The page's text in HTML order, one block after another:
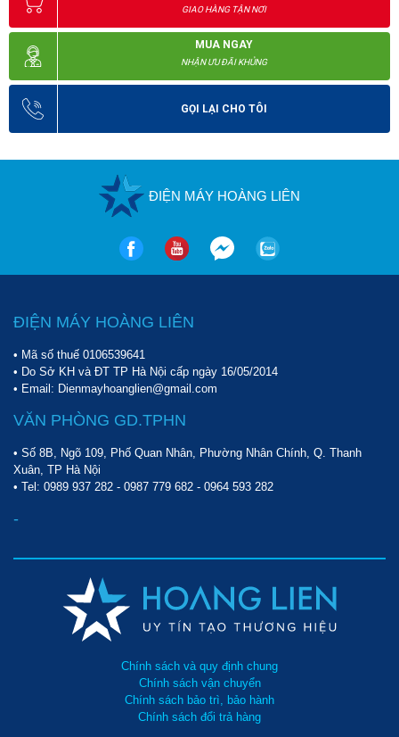
GIAO HÀNG TẬN NƠI
MUA NGAY
NHẬN ƯU ĐÃI KHỦNG
GỌI LẠI CHO TÔI
ĐIỆN MÁY HOÀNG LIÊN
ĐIỆN MÁY HOÀNG LIÊN
• Mã số thuế 0106539641
• Do Sở KH và ĐT TP Hà Nội cấp ngày 16/05/2014
• Email: Dienmayhoanglien@gmail.com
VĂN PHÒNG GD.TPHN
• Số 8B, Ngõ 109, Phố Quan Nhân, Phường Nhân Chính, Q. Thanh
Xuân, TP Hà Nội
• Tel: 0989 937 282 - 0987 779 682 - 0964 593 282
-
Chính sách và quy định chung
Chính sách vận chuyển
Chính sách bảo trì, bảo hành
Chính sách đổi trả hàng